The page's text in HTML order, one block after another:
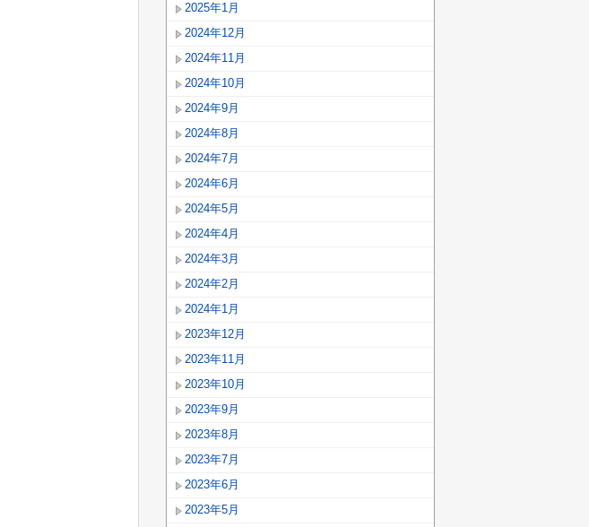
2025年1月
2024年12月
2024年11月
2024年10月
2024年9月
2024年8月
2024年7月
2024年6月
2024年5月
2024年4月
2024年3月
2024年2月
2024年1月
2023年12月
2023年11月
2023年10月
2023年9月
2023年8月
2023年7月
2023年6月
2023年5月